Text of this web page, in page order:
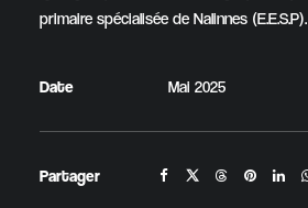
primaire spécialisée de Nalinnes (E.E.S.P).
Date Mai 2025
Partager